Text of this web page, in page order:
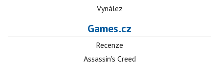
Vynález
Games.cz
Recenze
Assassin's Creed